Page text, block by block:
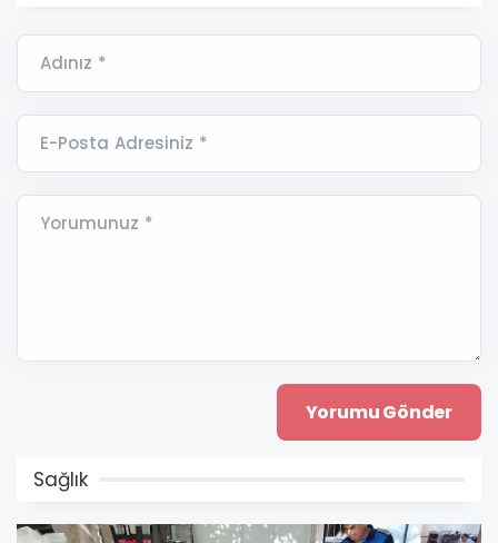
Adınız *
E-Posta Adresiniz *
Yorumunuz *
Sağlık